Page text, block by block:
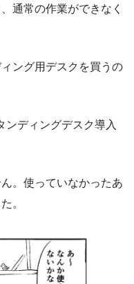
通常の作業ができなく
ング用デスクを買うの
ンディングデスク導入
。使っていなかったあ
。